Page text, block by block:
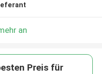
an
Preis für